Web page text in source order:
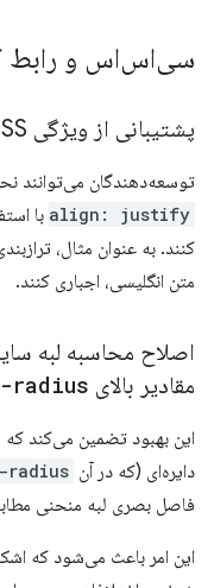
سی‌اس‌اس و رابط
پشتیبانی از ویژگی
توسعه‌دهندگان می‌توانند
align: justify با
کنند. به عنوان مثال،
متن انگلیسی، اجباری کنند.
اصلاح محاسبه لبه
مقادیر بالای radius
این بهبود تضمین می‌کند
دایره‌ای (که در آن radius
فاصل بصری لبه منحنی
این امر باعث می‌شود که